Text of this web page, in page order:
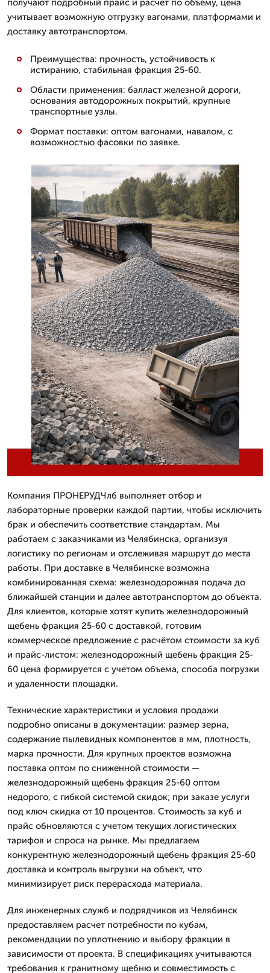
получают подробный прайс и расчет по объему, цена
учитывает возможную отгрузку вагонами, платформами и
доставку автотранспортом.
Преимущества: прочность, устойчивость к
истиранию, стабильная фракция 25-60.
Области применения: балласт железной дороги,
основания автодорожных покрытий, крупные
транспортные узлы.
Формат поставки: оптом вагонами, навалом, с
возможностью фасовки по заявке.
Компания ПРОНЕРУДЧлб выполняет отбор и
лабораторные проверки каждой партии, чтобы исключить
брак и обеспечить соответствие стандартам. Мы
работаем с заказчиками из Челябинска, организуя
логистику по регионам и отслеживая маршрут до места
работы. При доставке в Челябинске возможна
комбинированная схема: железнодорожная подача до
ближайшей станции и далее автотранспортом до объекта.
Для клиентов, которые хотят купить железнодорожный
щебень фракция 25-60 с доставкой, готовим
коммерческое предложение с расчётом стоимости за куб
и прайс-листом: железнодорожный щебень фракция 25-
60 цена формируется с учетом объема, способа погрузки
и удаленности площадки.
Технические характеристики и условия продажи
подробно описаны в документации: размер зерна,
содержание пылевидных компонентов в мм, плотность,
марка прочности. Для крупных проектов возможна
поставка оптом по сниженной стоимости —
железнодорожный щебень фракция 25-60 оптом
недорого, с гибкой системой скидок; при заказе услуги
под ключ скидка от 10 процентов. Стоимость за куб и
прайс обновляются с учетом текущих логистических
тарифов и спроса на рынке. Мы предлагаем
конкурентную железнодорожный щебень фракция 25-60
доставка и контроль выгрузки на объект, что
минимизирует риск перерасхода материала.
Для инженерных служб и подрядчиков из Челябинск
предоставляем расчет потребности по кубам,
рекомендации по уплотнению и выбору фракции в
зависимости от проекта. В спецификациях учитываются
требования к гранитному щебню и совместимость с